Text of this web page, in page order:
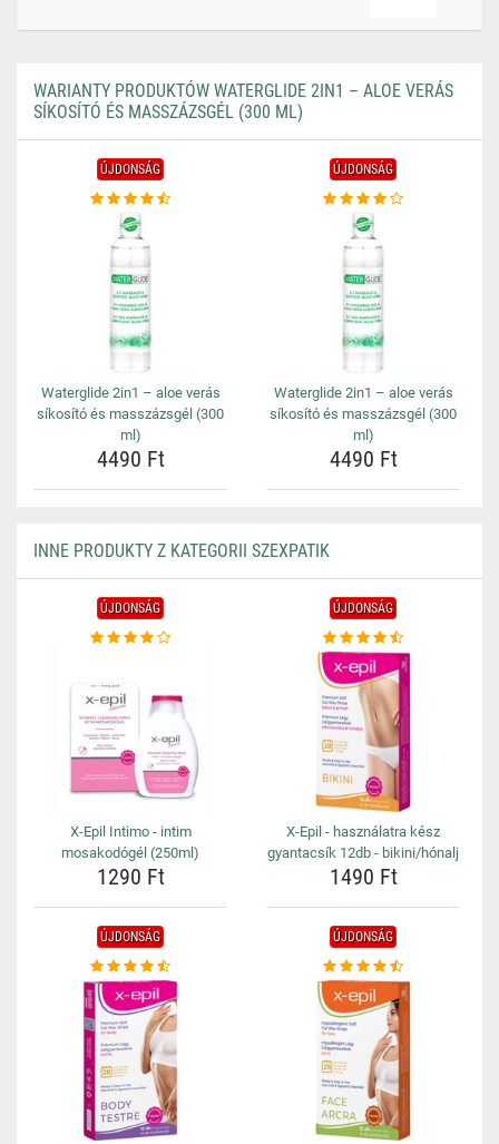
WARIANTY PRODUKTÓW WATERGLIDE 2IN1 – ALOE VERÁS
SÍKOSÍTÓ ÉS MASSZÁZSGÉL (300 ML)
ÚJDONSÁG
Waterglide 2in1 – aloe verás
síkosító és masszázsgél (300
ml)
4490 Ft
ÚJDONSÁG
Waterglide 2in1 – aloe verás
síkosító és masszázsgél (300
ml)
4490 Ft
INNE PRODUKTY Z KATEGORII SZEXPATIK
ÚJDONSÁG
X-Epil Intimo - intim
mosakodógél (250ml)
1290 Ft
ÚJDONSÁG
X-Epil - használatra kész
gyantacsík 12db - bikini/hónalj
1490 Ft
ÚJDONSÁG ÚJDONSÁG